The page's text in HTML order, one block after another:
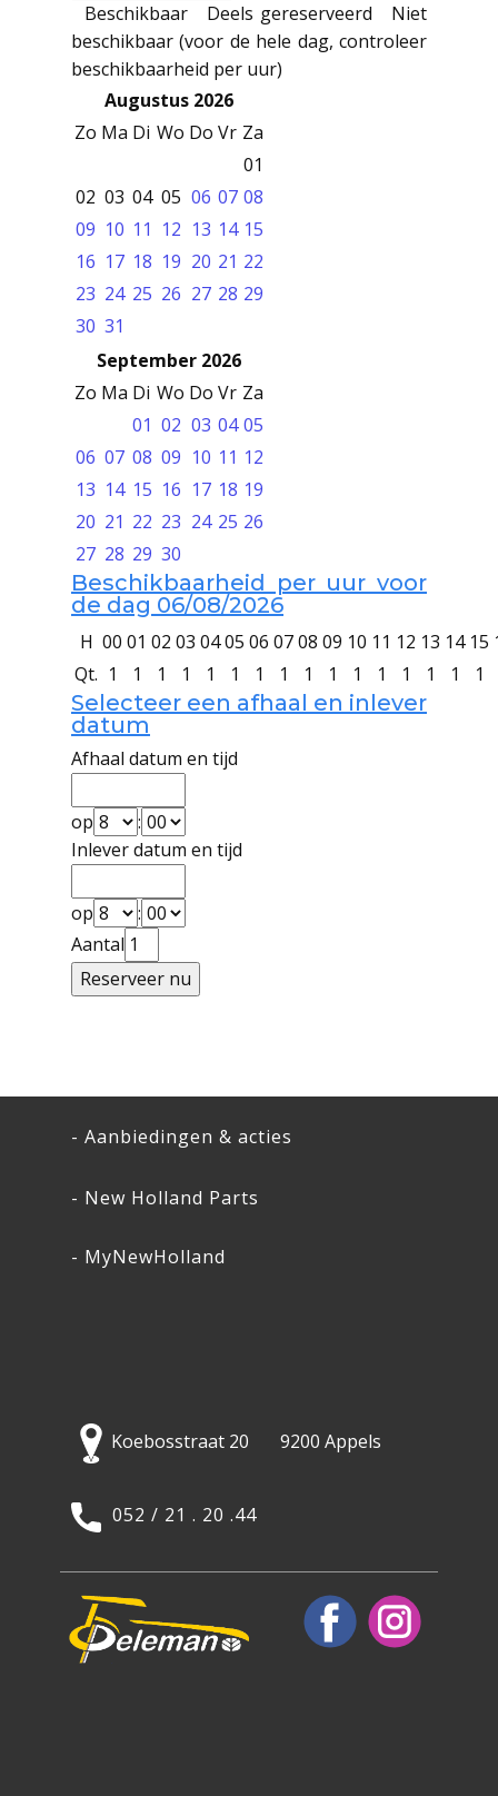
Beschikbaar Deels gereserveerd
Niet
beschikbaar (voor de hele dag, controleer
beschikbaarheid per uur)
Augustus 2026
Zo Ma Di Wo Do Vr Za
01
02 03 04 05 06 07 08
09 10 11 12 13 14 15
16 17 18 19 20 21 22
23 24 25 26 27 28 29
30 31
September 2026
Zo Ma Di Wo Do Vr Za
01 02 03 04 05
06 07 08 09 10 11 12
13 14 15 16 17 18 19
20 21 22 23 24 25 26
27 28 29 30
Beschikbaarheid per uur voor
de dag 06/08/2026
H 00 01 02 03 0405 06 0708 09 10 11 12 13 14 15
Qt. 1 1 1 1 1 1 1 1 1 1 1 1 1 1 1 1
Selecteer een afhaal en inlever
datum
Afhaal datum en tijd
op
:
Inlever datum en tijd
op
:
Aantal
- Aanbiedingen & acties
- New Holland Parts
- MyNewHolland
Koebosstraat 20 9200 Appels
052 / 21 . 20 .44